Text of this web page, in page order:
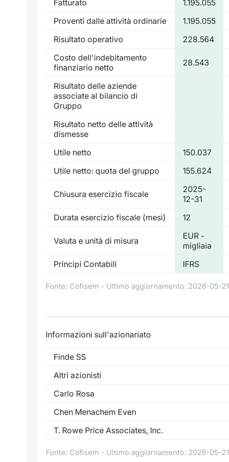
Fatturato 1.195.055
Proventi dalle attività ordinarie
1.195.055
Risultato operativo
228.564
Costo dell'indebitamento
finanziario netto
28.543
Risultato delle aziende
associate al bilancio di
Gruppo
Risultato netto delle attività
dismesse
Utile netto
150.037
Utile netto: quota del gruppo
155.624
Chiusura esercizio fiscale
2025-
12-31
Durata esercizio fiscale (mesi)
12
Valuta e unità di misura
EUR -
migliaia
Principi Contabili
IFRS
Fonte: Cofisem - Ultimo aggiornamento: 2026-05-21
Informazioni sull'azionariato
Finde SS
Altri azionisti
Carlo Rosa
Chen Menachem Even
T. Rowe Price Associates, Inc.
Fonte: Cofisem - Ultimo aggiornamento: 2026-05-21